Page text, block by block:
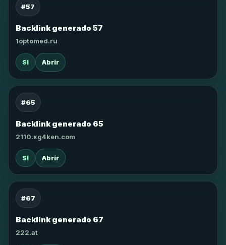
#57
Backlink generado 57
1optomed.ru
SI Abrir
#65
Backlink generado 65
2110.xg4ken.com
SI Abrir
#67
Backlink generado 67
222.at